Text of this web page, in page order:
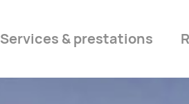
Services & prestations